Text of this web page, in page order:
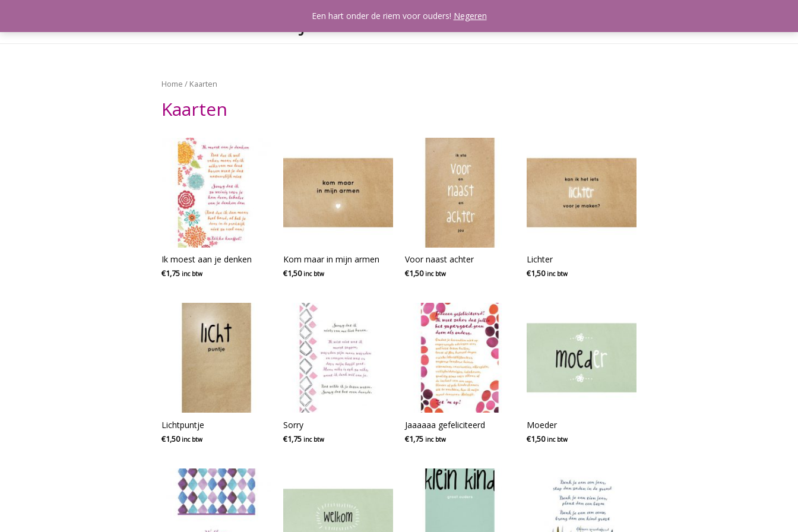
Een hart onder de riem voor ouders! Negeren
Meeleefkaartjes Mijn account
Home / Kaarten
Kaarten
Ik moest aan je denken
€1,75 inc btw
Kom maar in mijn armen
€1,50 inc btw
Voor naast achter
€1,50 inc btw
Lichter
€1,50 inc btw
Lichtpuntje
€1,50 inc btw
Sorry
€1,75 inc btw
Jaaaaaa gefeliciteerd
€1,75 inc btw
Moeder
€1,50 inc btw